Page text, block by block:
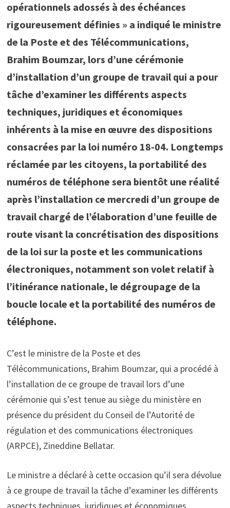
opérationnels adossés à des échéances
rigoureusement définies » a indiqué le ministre
de la Poste et des Télécommunications,
Brahim Boumzar, lors d’une cérémonie
d’installation d’un groupe de travail qui a pour
tâche d’examiner les différents aspects
techniques, juridiques et économiques
inhérents à la mise en œuvre des dispositions
consacrées par la loi numéro 18-04. Longtemps
réclamée par les citoyens, la portabilité des
numéros de téléphone sera bientôt une réalité
après l’installation ce mercredi d’un groupe de
travail chargé de l’élaboration d’une feuille de
route visant la concrétisation des dispositions
de la loi sur la poste et les communications
électroniques, notamment son volet relatif à
l’itinérance nationale, le dégroupage de la
boucle locale et la portabilité des numéros de
téléphone.
C’est le ministre de la Poste et des
Télécommunications, Brahim Boumzar, qui a procédé à
l’installation de ce groupe de travail lors d’une
cérémonie qui s’est tenue au siège du ministère en
présence du président du Conseil de l’Autorité de
régulation et des communications électroniques
(ARPCE), Zineddine Bellatar.
Le ministre a déclaré à cette occasion qu’il sera dévolue
à ce groupe de travail la tâche d’examiner les différents